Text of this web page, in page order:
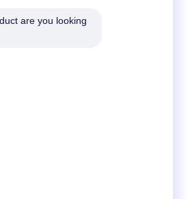
are you looking